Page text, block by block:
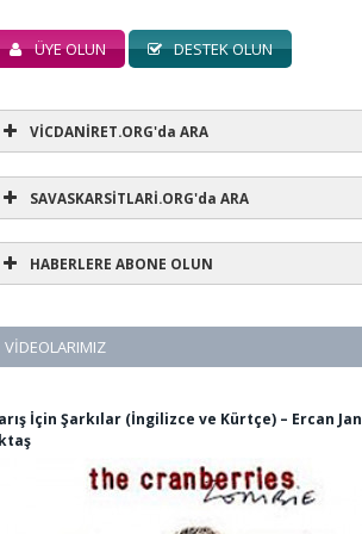
ÜYE OLUN DESTEK OLUN
VİCDANİRET.ORG'da ARA
SAVASKARSİTLARİ.ORG'da ARA
HABERLERE ABONE OLUN
VIDEOLARIMIZ
İçin Şarkılar (İngilizce ve Kürtçe) – Ercan Jan